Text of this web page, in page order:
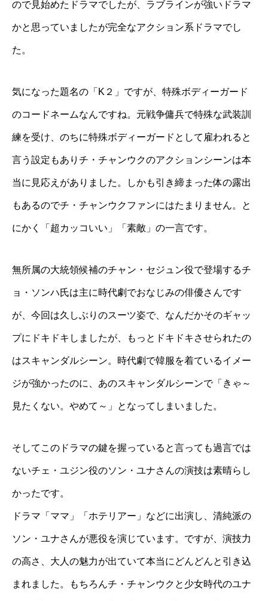
ので見始めたドラマでしたが、ラブラインが強いドラマ
かと思っていましたが完全なアクション系ドラマでし
た。
気になった題名の「K２」ですが、特殊ボディーガード
のコードネームなんですね。元戦争傭兵で特殊な武装訓
練を受け、のちに特殊ボディーガードとして雇われると
言う設定もありチ・チャンウクのアクションシーンは本
当に見応えがありました。しかも引き締まった体の露出
もあるのでチ・チャンウクファンにはたまりません。と
にかく「超カッコいい」「素敵」の一言です。
無所属の大統領候補のチャン・セジュン役で登場するチ
ョ・ソンハ氏は主に時代劇でおなじみの俳優さんです
が、今回は久しぶりのスーツ姿で、なんだかそのギャッ
プにドキドキしましたが、もっとドキドキさせられたの
はスキャンダルシーン。時代劇で韓服を着ているイメー
ジが強かったのに、あのスキャンダルシーンで「きゃ～
見たくない。やめて～」となってしまいました。
そしてこのドラマの鍵を握っていると言っても過言では
ないチェ・ユジン役のソン・ユナさんの演技は素晴らし
かったです。
ドラマ「ママ」「ホテリアー」などに出演し、清純派の
ソン・ユナさんが悪役を演じています。ですが、演技力
の高さ、大人の魅力が出ていて本当にどんどんと引き込
まれました。もちろんチ・チャンウクと少女時代のユナ